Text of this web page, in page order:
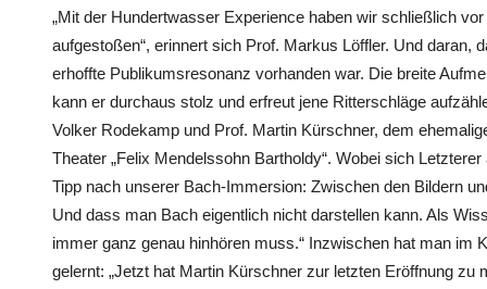
„Mit der Hundertwasser Experience haben wir schließlich
aufgestoßen“, erinnert sich Prof. Markus Löffler. Und daran,
erhoffte Publikumsresonanz vorhanden war. Die breite
kann er durchaus stolz und erfreut jene Ritterschläge
Volker Rodekamp und Prof. Martin Kürschner, dem
Theater „Felix Mendelssohn Bartholdy“. Wobei sich
Tipp nach unserer Bach-Immersion: Zwischen den Bildern
Und dass man Bach eigentlich nicht darstellen kann. Als
immer ganz genau hinhören muss.“ Inzwischen hat man im
gelernt: „Jetzt hat Martin Kürschner zur letzten Eröffnung zu